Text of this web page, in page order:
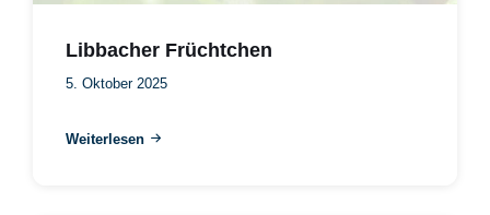
Libbacher Früchtchen
5. Oktober 2025
Weiterlesen